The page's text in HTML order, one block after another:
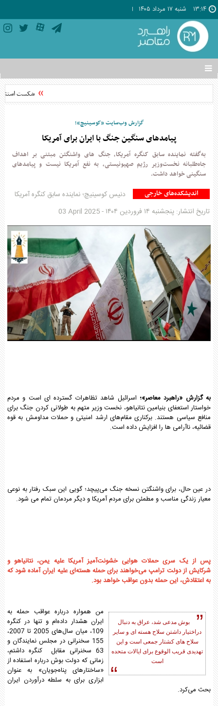
۱۳:۱۴ شنبه ۱۷ مرداد ۱۴۰۵
تغییر
وضعیت
منوی
ها
شکست
گزارش وب‌سايت «کوسینیچ»؛
پیامدهای سنگین جنگ با ایران برای آمريکا
به‌گفته نماینده سابق کنگره آمریکا، جنگ های واشنگتن مبتنی بر اهداف
جاه‌طلبانه نخست‌وزیر رژیم صهیونیستی، به نفع آمریکا نیست و پیامدهای
سنگینی خواهد داشت.
اندیشکده‌های خارجی
دنیس کوسینیچ؛ نماینده سابق کنگره آمریکا
تاریخ انتشار: پنجشنبه ۱۴ فروردين ۱۴۰۴ -
03 April 2025
به گزارش «راهبرد معاصر»؛ اسرائیل شاهد تظاهرات گسترده ای است و مردم
خواستار استعفای بنیامین نتانیاهو، نخست وزیر متهم به طولانی کردن جنگ برای
منافع سیاسی هستند. برکناری مقام‌های ارشد امنیتی و حملات مداومش به قوه
قضائیه، ناآرامی ها را افزایش داده است.
در عین حال، برای واشنگتن نسخه جنگ می‌پیچد؛ گویی این سبک رفتار به نوعی
معیار زندگی مناسب و مطمئن برای مردم آمریکا و دیگر مردمان تمام می شود.
پس از یک سری حملات هوایی خشونت‌آمیز آمریکا علیه یمن، نتانیاهو و
شرکایش از دولت ترامپ می‌خواهند برای حمله هسته‌ای علیه ایران آماده شود که
به اعتقادش، این حمله بدون عواقب خواهد بود.
بوش مدعی شد، عراق به دنبال
دراختیار داشتن سلاح هسته ای و سایر
سلاح های کشتار جمعی است و این
تهدیدی قریب الوقوع برای ایالات متحده
است
من همواره درباره عواقب حمله به
ایران هشدار داده‌ام و تنها در کنگره
109، میان سال‌های 2005 تا 2007،
155 سخنرانی در مجلس نمایندگان و
63 سخنرانی مقابل کنگره داشتم،
زمانی که دولت بوش درباره استفاده از
«ساختارهای پناه‌جویان» به عنوان
ابزاری برای به سلطه‌ درآوردن ایران
بحث می‌کرد.